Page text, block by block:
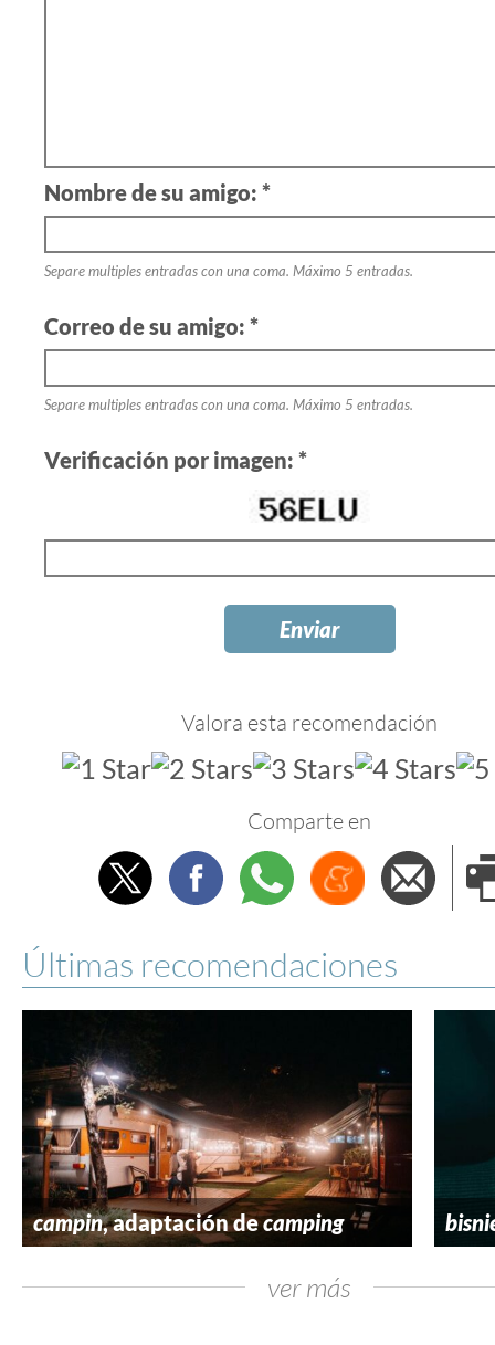
Nombre de su amigo: *
Separe multiples entradas con una coma. Máximo 5 entradas.
Correo de su amigo: *
Separe multiples entradas con una coma. Máximo 5 entradas.
Verificación por imagen: *
Valora esta recomendación
Comparte en
TwitterFacebookWhatsappMenéame
Últimas recomendaciones
campin, adaptación decamping
ver más